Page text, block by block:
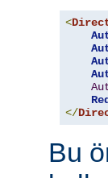
<
</
Bu